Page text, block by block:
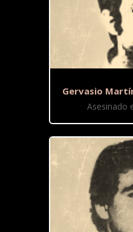
Gervasio
Asesinado